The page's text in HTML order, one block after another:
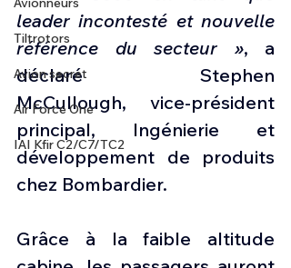
Tiltrotors
Avion secret
Air Force One
IAI Kfir C2/C7/TC2
leader incontesté et nouvelle
référence du secteur », a
déclaré Stephen
McCullough, vice-président
principal, Ingénierie et
développement de produits
chez Bombardier.
Grâce à la faible altitude